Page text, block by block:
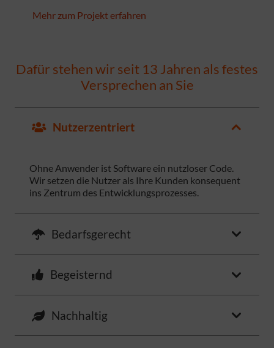
Mehr zum Projekt erfahren
Dafür stehen wir seit 13 Jahren als festes
Versprechen an Sie
Nutzerzentriert
Ohne Anwender ist Software ein nutzloser Code.
Wir setzen die Nutzer als Ihre Kunden konsequent
ins Zentrum des Entwicklungsprozesses.
Bedarfsgerecht
Begeisternd
Nachhaltig